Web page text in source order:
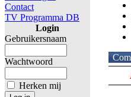
Contact
TV Programma DB
Login
Gebruikersnaam
Wachtwoord
Herken mij